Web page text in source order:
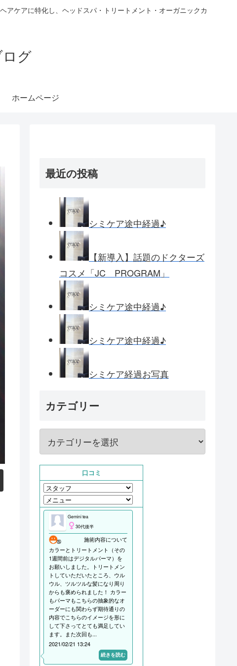
ケアに特化し、ヘッドスパ・トリートメント・オーガニックカ
ログ
ホームページ
最近の投稿
シミケア途中経過♪
【新導入】話題のドクターズ
コスメ「JC PROGRAM」
シミケア途中経過♪
シミケア途中経過♪
シミケア経過お写真
カテゴリー